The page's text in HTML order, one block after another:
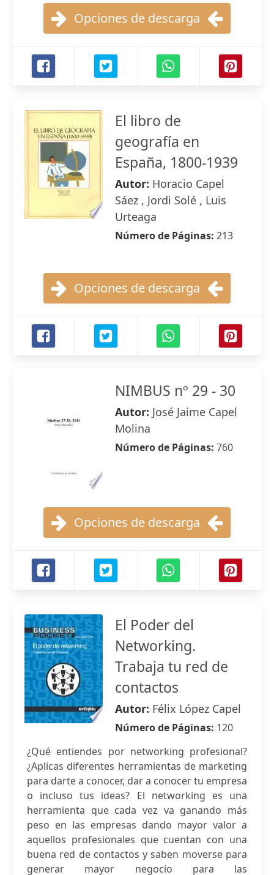
Opciones de descarga
El libro de
geografía en
España, 1800-1939
Autor: Horacio Capel
Sáez , Jordi Solé , Luis
Urteaga
Número de Páginas: 213
Opciones de descarga
NIMBUS nº 29 - 30
Autor: José Jaime Capel
Molina
Número de Páginas: 760
Opciones de descarga
El Poder del
Networking.
Trabaja tu red de
contactos
Autor: Félix López Capel
Número de Páginas: 120
¿Qué entiendes por networking profesional?
¿Aplicas diferentes herramientas de marketing
para darte a conocer, dar a conocer tu empresa
o incluso tus ideas? El networking es una
herramienta que cada vez va ganando más
peso en las empresas dando mayor valor a
aquellos profesionales que cuentan con una
buena red de contactos y saben moverse para
generar mayor negocio para las